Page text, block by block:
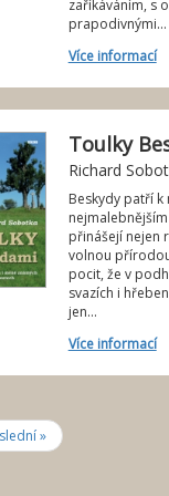
zaříkáváním, s
prapodivnými...
Více informací
Toulky
Richard
Beskydy patří k
přinášejí nejen
volnou
pocit, že v
svazích i
jen...
Více informací
»